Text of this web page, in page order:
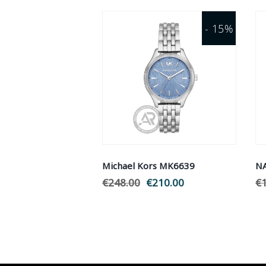
- 15%
Michael Kors MK6639
€248.00 Original
€210.00 €